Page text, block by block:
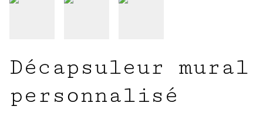
Décapsuleur mural
personnalisé